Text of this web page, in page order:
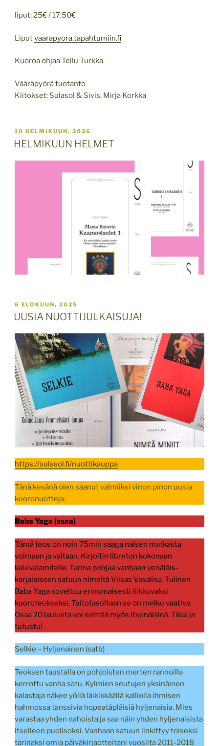
liput: 25€ / 17,50€
Liputvaarapyora.tapahtumiin.fi
Kuoroa ohjaa Tellu Turkka
Vääräpyörä tuotanto
Kiitokset: Sulasol & Sivis, Mirja Korkka
JULKAISTU
10 HELMIKUUN, 2026
HELMIKUUN HELMET
JULKAISTU
6 ELOKUUN, 2025
UUSIA NUOTTIJULKAISUJA!
https://sulasol.fi/nuottikauppa
Tänä kesänä olen saanut valmiiksi vinon pinon uusia
kuoronuotteja:
Baba Yaga (ssaa)
Tämä teos on noin 75min saaga naisen matkasta
voimaan ja valtaan. Kirjoitin libreton kokonaan
kalevalamitalle. Tarina pohjaa vanhaan venäläis-
karjalaiseen satuun nimeltä Viisas Vasalisa. Tulinen
Baba Yaga soveltuu erinomaisesti liikkuvaksi
kuoroteokseksi. Taitotasoltaan se on melko vaativa.
Osaa 20 laulusta voi esittää myös itsenäisinä. Tilaa ja
tutustu!
Selkie – Hyljenainen (satb)
Teoksen taustalla on pohjoisten merten rannoilla
kerrottu vanha satu. Kylmien seutujen yksinäinen
kalastaja näkee yöllä läikikkäällä kalliolla ihmisen
hahmossa tanssivia hopeatäpläisiä hyljenaisia. Mies
varastaa yhden nahoista ja saa näin yhden hyljenaisista
itselleen puolisoksi. Vanhaan satuun linkittyy toiseksi
tarinaksi omia päiväkirjaotteitani vuosilta 2011-2018